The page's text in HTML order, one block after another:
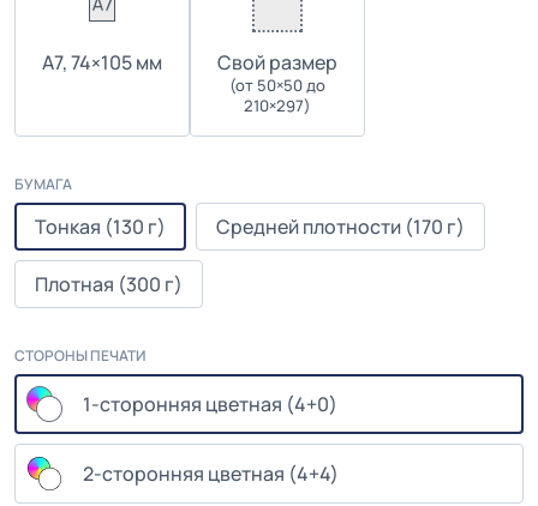
А7, 74×105 мм Cвой размер
(от 50×50 до
210×297)
БУМАГА
Тонкая (130 г) Средней плотности (170 г)
Плотная (300 г)
СТОРОНЫ ПЕЧАТИ
1-сторонняя цветная (4+0)
2-сторонняя цветная (4+4)